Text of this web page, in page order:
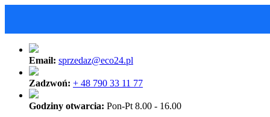
Email: sprzedaz@eco24.pl
Zadzwoń: + 48 790 33 11 77
Godziny otwarcia: Pon-Pt 8.00 - 16.00